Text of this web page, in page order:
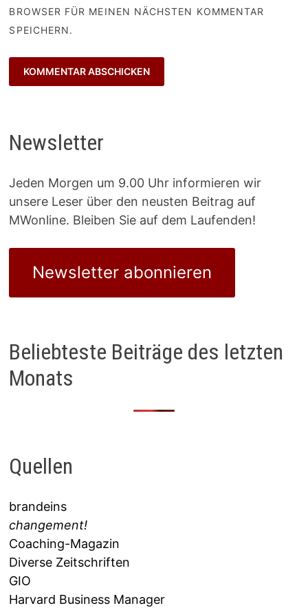
BROWSER FÜR MEINEN NÄCHSTEN KOMMENTAR
SPEICHERN.
Newsletter
Jeden Morgen um 9.00 Uhr informieren wir
unsere Leser über den neusten Beitrag auf
MWonline. Bleiben Sie auf dem Laufenden!
Newsletter abonnieren
Beliebteste Beiträge des letzten
Monats
Quellen
brandeins
changement!
Coaching-Magazin
Diverse Zeitschriften
GIO
Harvard Business Manager